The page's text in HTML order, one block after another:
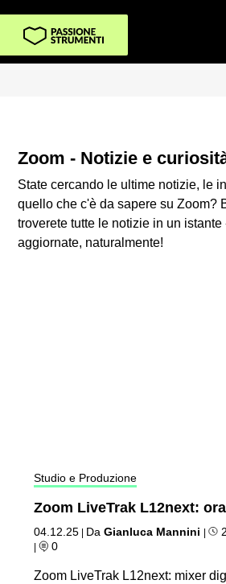
Zoom - Notizie e
State cercando le ultime notizie, le
quello che c'è da sapere su Zoom?
troverete tutte le notizie in un istante
aggiornate, naturalmente!
Studio e Produzione
Zoom LiveTrak L12next:
04.12.25 DaGianluca Mannini |
| 0
Zoom LiveTrak L12next: mixer